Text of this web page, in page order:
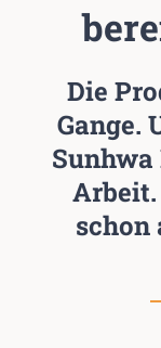
Die
Gange.
schon